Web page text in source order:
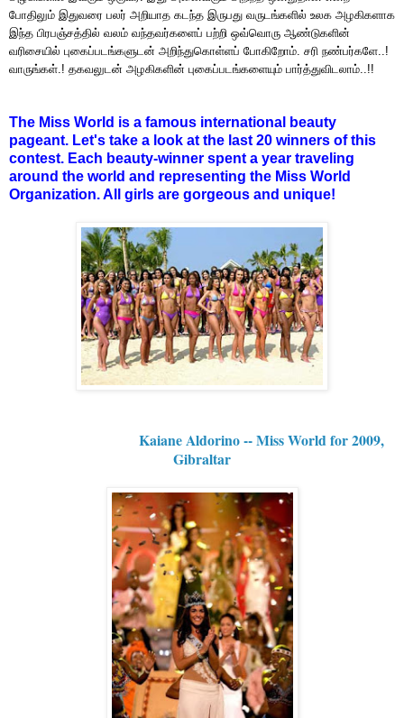
போதிலும் இதுவரை பலர் அறியாத கடந்த இருபது வருடங்களில் உலக அழகிகளாக
இந்த பிரபஞ்சத்தில் வலம் வந்தவர்களைப் பற்றி ஒவ்வொரு ஆண்டுகளின்
வரிசையில் புகைப்படங்களுடன் அறிந்துகொள்ளப் போகிறோம். சரி நண்பர்களே..!
வாருங்கள்.! தகவலுடன் அழகிகளின் புகைப்படங்களையும் பார்த்துவிடலாம்..!!
The Miss World is a famous international beauty
pageant. Let's take a look at the last 20 winners of this
contest. Each beauty-winner spent a year traveling
around the world and representing the Miss World
Organization. All girls are gorgeous and unique!
Kaiane Aldorino -- Miss World for 2009,
Gibraltar